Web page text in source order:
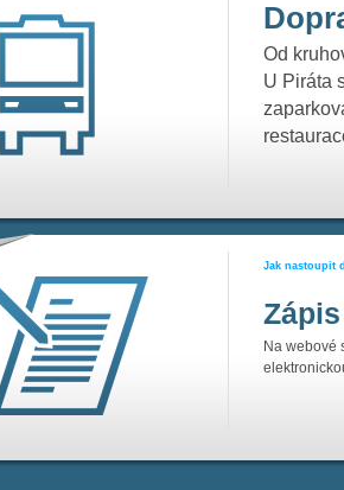
Od
U Piráta
Jak nastoupit
Zápis
Na webové